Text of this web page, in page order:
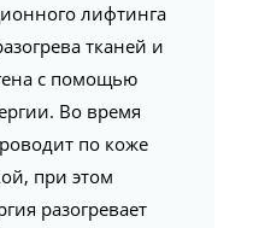
лифтинга
тканей и
с помощью
Во время
по коже
при этом
разогревает